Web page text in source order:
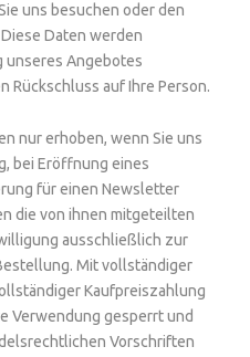
uns besuchen oder den
Daten werden
unseres Angebotes
Rückschluss auf Ihre Person.
nur erhoben, wenn Sie uns
bei Eröffnung eines
für einen Newsletter
die von ihnen mitgeteilten
ausschließlich zur
Mit vollständiger
Kaufpreiszahlung
Verwendung gesperrt und
Vorschriften